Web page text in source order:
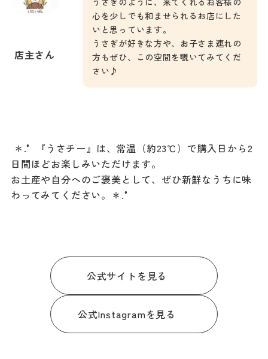
店主さん
心を少しでも和ませられるお店にした
いと思っています。
うさぎが好きな方や、お子さま連れの
方もぜひ、この空間を覗いてみてくだ
さい♪
‪‪ ＊.° 『うさチー』は、常温（約23℃）で購入日から2
日間ほどお楽しみいただけます。
お土産や自分へのご褒美として、ぜひ新鮮なうちに味
わってみてください。＊.°
公式サイトを見る
公式Instagramを見る